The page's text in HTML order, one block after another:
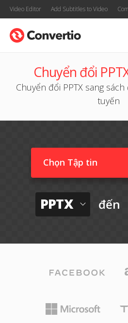
Video Editor Add Subtitles to Video
Chuyển đổi
Chuyển đổi PPTX sang
tuyến
Chọn Tập tin
PPTX đến